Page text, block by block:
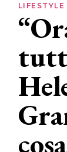
News
News
LIFESTYLE